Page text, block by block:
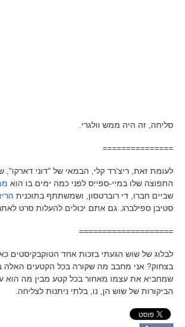
סליחה, זה היה ממש וולגרי.
===============
לעומת זאת, ריצ'רד קלי, הבמאי של "דוני
התפוצה שלו במיי-ספייס לפני כמה ימים בו הוא
שביים חברו, די רוברטסון, ושמשתתף בתוכנית
סטיבן ספילברג. גם אתם יכולים להעלות סרט
====================
לבלוג של שוש הגעתי בזכות אחד הטוקבקיסטים
בצחוק? אני מחבב מה שקורה בכל הקטעים האלה
שמחביא את עצמו מאחור בכל קטע מבין מה הוא
הביקורות של שוש הן, נו, בלתי ניתנות לצליחה.